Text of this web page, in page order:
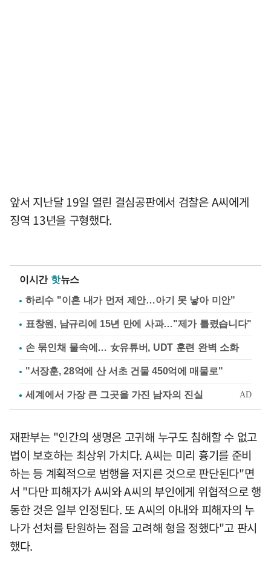
앞서 지난달 19일 열린 결심공판에서 검찰은 A씨에게
징역 13년을 구형했다.
이시간 핫뉴스
하리수 "이혼 내가 먼저 제안…아기 못 낳아 미안"
표창원, 남규리에 15년 만에 사과…"제가 틀렸습니다"
손 묶인채 물속에… 女유튜버, UDT 훈련 완벽 소화
"서장훈, 28억에 산 서초 건물 450억에 매물로"
재판부는 "인간의 생명은 고귀해 누구도 침해할 수 없고
법이 보호하는 최상위 가치다. A씨는 미리 흉기를 준비
하는 등 계획적으로 범행을 저지른 것으로 판단된다"면
서 "다만 피해자가 A씨와 A씨의 부인에게 위협적으로 행
동한 것은 일부 인정된다. 또 A씨의 아내와 피해자의 누
나가 선처를 탄원하는 점을 고려해 형을 정했다"고 판시
했다.